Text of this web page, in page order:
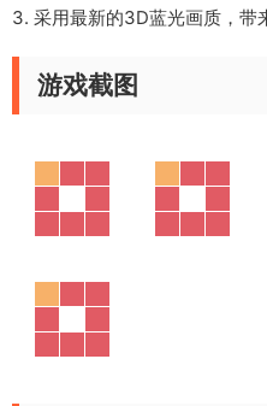
3. 采用最新的3D蓝光画质，带
游戏截图